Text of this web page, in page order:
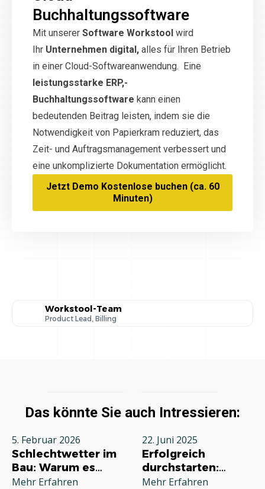
Buchhaltungssoftware
Mit unserer Software Workstool wird
Ihr Unternehmen digital, alles für Ihren Betrieb
in einer Cloud-Softwareanwendung. Eine
leistungsstarke ERP,-
Buchhaltungssoftware kann einen
bedeutenden Beitrag leisten, indem sie die
Notwendigkeit von Papierkram reduziert, das
Zeit- und Auftragsmanagement verbessert und
eine unkomplizierte Dokumentation ermöglicht.
Jetzt Demo Kostenlose buchen (ca. 60
Minuten)
Workstool-Team
Product Lead, Billing
Das könnte Sie auch Intressieren:
5. Februar 2026
Schlechtwetter im
Bau: Warum es
jeden Betrieb
Mehr Erfahren
22. Juni 2025
Erfolgreich
durchstarten:
Deine
Mehr Erfahren